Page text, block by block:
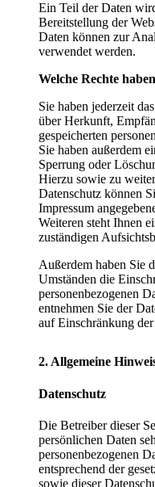
Ein Teil der Daten
Bereitstellung der
Daten können zur
verwendet werden.
Welche Rechte
Sie haben jederzeit
über Herkunft,
gespeicherten
Sie haben außerdem
Sperrung oder
Hierzu sowie zu
Datenschutz können
Impressum
Weiteren steht Ihnen
zuständigen
Außerdem haben Sie
Umständen die
personenbezogenen
entnehmen Sie der
auf Einschränkung
2. Allgemeine
Datenschutz
Die Betreiber dieser
persönlichen Daten
personenbezogenen
entsprechend der
sowie dieser